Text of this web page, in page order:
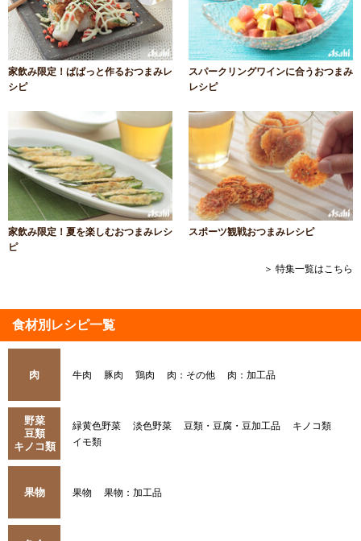
家飲み限定！ぱぱっと作るおつまみレ
シピ
スパークリングワインに合うおつまみ
レシピ
家飲み限定！夏を楽しむおつまみレシ
ピ
スポーツ観戦おつまみレシピ
＞ 特集一覧はこちら
食材別レシピ一覧
肉 牛肉 豚肉 鶏肉 肉：その他 肉：加工品
野菜
豆類
キノコ類
緑黄色野菜 淡色野菜 豆類・豆腐・豆加工品
キノコ類
イモ類
果物 果物 果物：加工品